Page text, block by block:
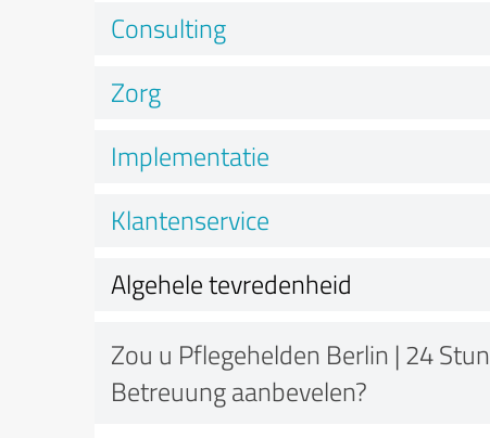
Consulting
Zorg
Implementatie
Klantenservice
Algehele tevredenheid
Zou u Pflegehelden Berlin | 24
Betreuung aanbevelen?